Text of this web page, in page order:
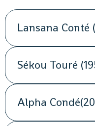
Lansana Conté
Sékou Touré
Alpha